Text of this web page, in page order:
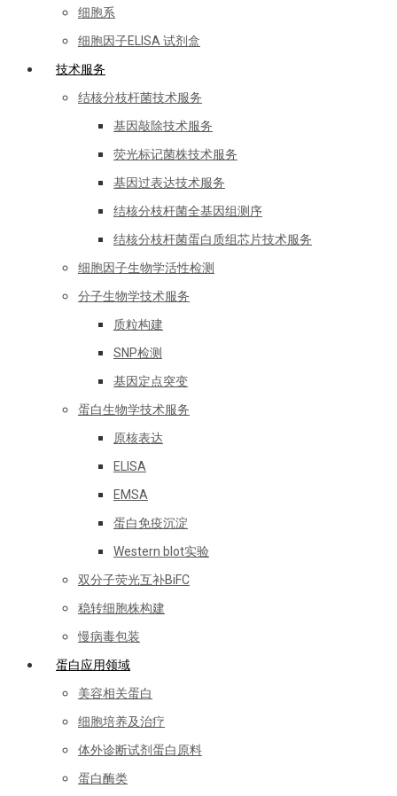
细胞系
细胞因子ELISA 试剂盒
技术服务
结核分枝杆菌技术服务
基因敲除技术服务
荧光标记菌株技术服务
基因过表达技术服务
结核分枝杆菌全基因组测序
结核分枝杆菌蛋白质组芯片技术服务
细胞因子生物学活性检测
分子生物学技术服务
质粒构建
SNP检测
基因定点突变
蛋白生物学技术服务
原核表达
ELISA
EMSA
蛋白免疫沉淀
Western blot实验
双分子荧光互补BiFC
稳转细胞株构建
慢病毒包装
蛋白应用领域
美容相关蛋白
细胞培养及治疗
体外诊断试剂蛋白原料
蛋白酶类